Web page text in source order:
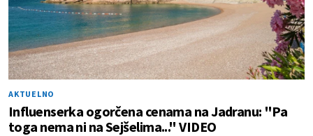
AKTUELNO
Influenserka ogorčena cenama na Jadranu: "Pa
toga nema ni na Sejšelima..." VIDEO